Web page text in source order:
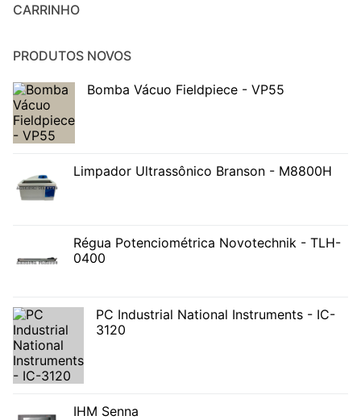
CARRINHO
PRODUTOS NOVOS
Bomba Vácuo Fieldpiece - VP55
Limpador Ultrassônico Branson - M8800H
Régua Potenciométrica Novotechnik - TLH-
0400
PC Industrial National Instruments - IC-
3120
IHM Senna